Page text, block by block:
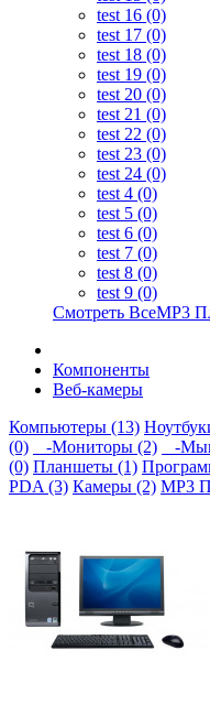
test 16 (0)
test 17 (0)
test 18 (0)
test 19 (0)
test 20 (0)
test 21 (0)
test 22 (0)
test 23 (0)
test 24 (0)
test 4 (0)
test 5 (0)
test 6 (0)
test 7 (0)
test 8 (0)
test 9 (0)
Смотреть ВсеMP3
Компоненты
Веб-камеры
Компьютеры (13)
(0)
-Мониторы (2) -
(0) Планшеты (1)
PDA (3) Камеры (2) MP3